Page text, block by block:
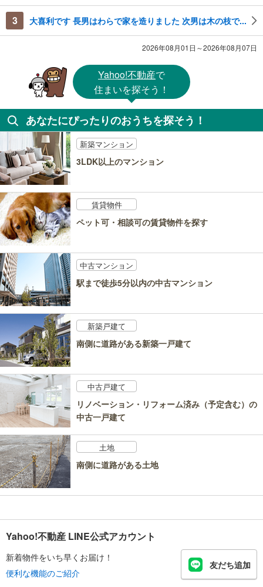
3 大喜利です 長男はわらで家を造りました 次男は木の枝で...
2026年08月01日～2026年08月07日
Yahoo!不動産で
住まいを探そう！
あなたにぴったりのおうちを探そう！
新築マンション
3LDK以上のマンション
賃貸物件
ペット可・相談可の賃貸物件を探す
中古マンション
駅まで徒歩5分以内の中古マンション
新築戸建て
南側に道路がある新築一戸建て
中古戸建て
リノベーション・リフォーム済み（予定含む）の
中古一戸建て
土地
南側に道路がある土地
Yahoo!不動産 LINE公式アカウント
新着物件をいち早くお届け！
便利な機能のご紹介
友だち追加